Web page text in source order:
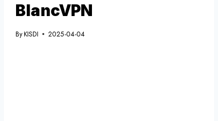
BlancVPN
ByKISDI 2025-04-04